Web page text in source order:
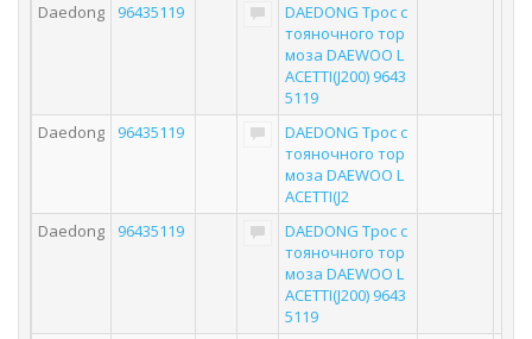
Daedong
96435119
DAEDONG Трос с
тояночного тор
моза DAEWOO L
ACETTI(J200) 9643
5119
Daedong
96435119
DAEDONG Трос с
тояночного тор
моза DAEWOO L
ACETTI(J2
Daedong
96435119
DAEDONG Трос с
тояночного тор
моза DAEWOO L
ACETTI(J200) 9643
5119